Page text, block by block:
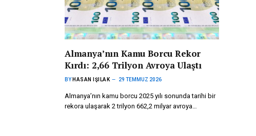
Almanya’nın Kamu Borcu Rekor
Kırdı: 2,66 Trilyon Avroya Ulaştı
BY HASAN IŞILAK 29 TEMMUZ 2026
Almanya’nın kamu borcu 2025 yılı sonunda tarihi bir
rekora ulaşarak 2 trilyon 662,2 milyar avroya…